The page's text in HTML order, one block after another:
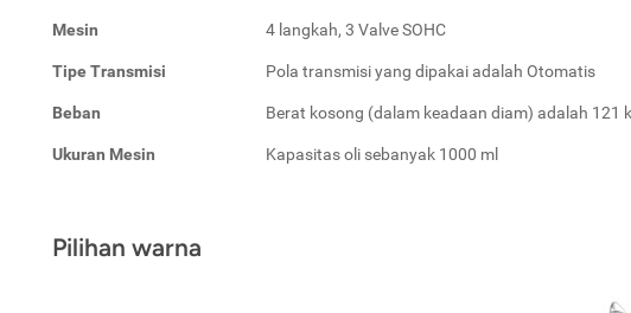
Mesin 4 langkah, 3 Valve SOHC
Tipe Transmisi Pola transmisi yang dipakai adalah Otomatis
Beban Berat kosong (dalam keadaan diam) adalah 121
Ukuran Mesin Kapasitas oli sebanyak 1000 ml
Pilihan warna